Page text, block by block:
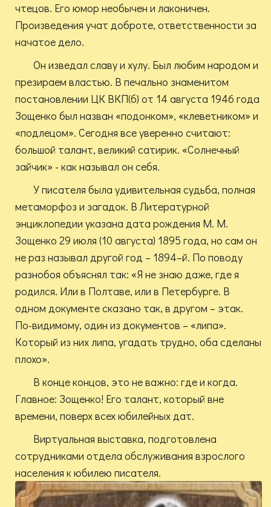
чтецов. Его юмор необычен и лаконичен.
Произведения учат доброте, ответственности за
начатое дело.
Он изведал славу и хулу. Был любим народом и
презираем властью. В печально знаменитом
постановлении ЦК ВКП(б) от 14 августа 1946 года
Зощенко был назван «подонком», «клеветником» и
«подлецом». Сегодня все уверенно считают:
большой талант, великий сатирик. «Солнечный
зайчик» - как называл он себя.
У писателя была удивительная судьба, полная
метаморфоз и загадок. В Литературной
энциклопедии указана дата рождения М. М.
Зощенко 29 июля (10 августа) 1895 года, но сам он
не раз называл другой год – 1894–й. По поводу
разнобоя объяснял так: «Я не знаю даже, где я
родился. Или в Полтаве, или в Петербурге. В
одном документе сказано так, в другом – этак.
По-видимому, один из документов – «липа».
Который из них липа, угадать трудно, оба сделаны
плохо».
В конце концов, это не важно: где и когда.
Главное: Зощенко! Его талант, который вне
времени, поверх всех юбилейных дат.
Виртуальная выставка, подготовлена
сотрудниками отдела обслуживания взрослого
населения к юбилею писателя.